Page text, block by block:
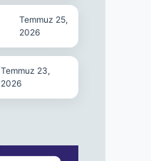
Temmuz 25,
2026
Temmuz 23,
2026